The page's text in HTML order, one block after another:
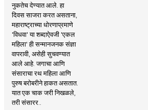
नुकतेच देण्यात आले. हा
दिवस साजरा करत असताना,
महाराष्ट्राच्या धोरणाप्रमाणे
'विधवा' या शब्दाऐवजी 'एकल
महिला' ही सन्मानजनक संज्ञा
वापरावी, असेही सुचवण्यात
आले आहे. जगाचा आणि
संसाराचा रथ महिला आणि
पुरुष बरोबरीने हाकत असतात.
यात एक चाक जरी निखळले,
तरी संसारर..